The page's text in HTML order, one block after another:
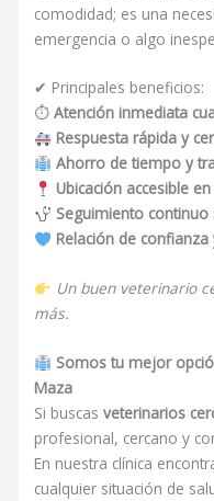
comodidad; es una
emergencia o algo
✔ Principales beneficios:
⏱Atención inmediata
Respuesta rápida y
Ahorro de tiempo y
Ubicación accesible
Seguimiento continuo
Relación de
Un buen veterinario
más.
Somos tu mejor
Maza
Si buscasveterinarios
profesional, cercano y
En nuestra clínica
cualquier situación de